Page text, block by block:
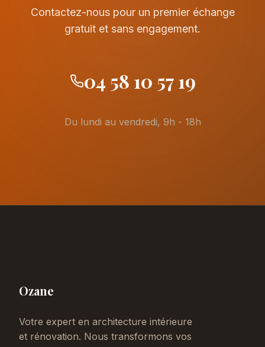
Contactez-nous pour un premier échange
gratuit et sans engagement.
04 58 10 57 19
Du lundi au vendredi, 9h - 18h
Ozane
Votre expert en architecture intérieure
et rénovation. Nous transformons vos